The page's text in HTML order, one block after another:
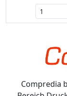
Compredia